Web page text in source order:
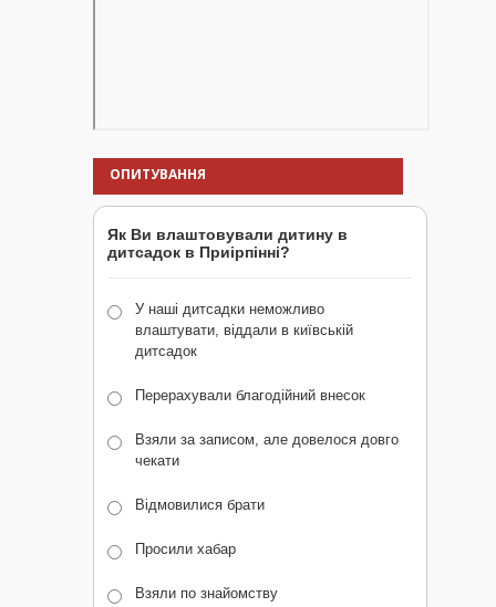
ОПИТУВАННЯ
Як Ви влаштовували дитину в
дитсадок в Приірпінні?
У наші дитсадки неможливо
влаштувати, віддали в київській
дитсадок
Перерахували благодійний внесок
Взяли за записом, але довелося довго
чекати
Відмовилися брати
Просили хабар
Взяли по знайомству